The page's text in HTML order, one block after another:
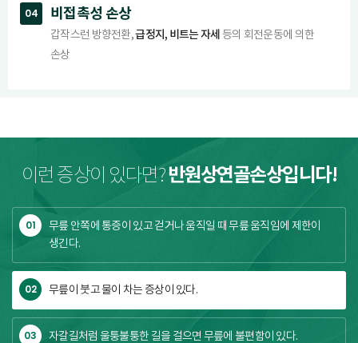
04 비접촉성 손상
갑작스런 방향전환,급정지, 비트는 자세 등의 회전운동에 의한
손상
이런 증상이 있다면?반원상연골손상입니다!
01
무릎 안쪽에 통증이 있고 걷거나 움직일 때 무릎 움직임에 제한이
생긴다.
02 무릎이 붓고 물이 차는 증상이 있다.
03 자갈길처럼 울퉁불퉁한 길을 걸으면 무릎에 불편함이 있다.